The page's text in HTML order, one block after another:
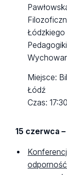
Łódzkiego
Miejsce:
Łódź
Czas: 17:30
15 czerwca